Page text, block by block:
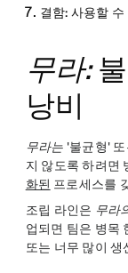
결함: 사용할 수
무라:
낭비
무라는 '불균형'
지 않도록 하려면
화된 프로세스를
조립 라인은 무라
업되면 팀은 병목
또는 너무 많이 생